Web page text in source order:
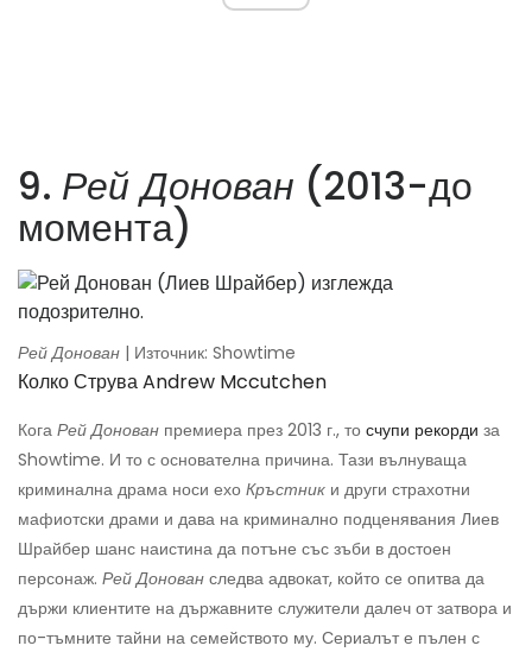
9. Рей Донован (2013-до
момента)
Рей Донован | Източник: Showtime
Колко Струва Andrew Mccutchen
Кога Рей Донован премиера през 2013 г., то счупи рекорди за
Showtime. И то с основателна причина. Тази вълнуваща
криминална драма носи ехо Кръстник и други страхотни
мафиотски драми и дава на криминално подценявания Лиев
Шрайбер шанс наистина да потъне със зъби в достоен
персонаж. Рей Донован следва адвокат, който се опитва да
държи клиентите на държавните служители далеч от затвора и
по-тъмните тайни на семейството му. Сериалът е пълен с